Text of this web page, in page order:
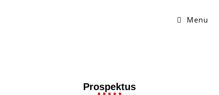
Menu
Prospektus